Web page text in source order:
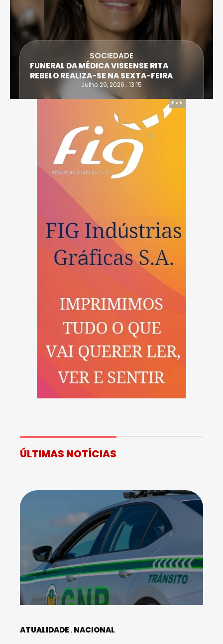
SOCIEDADE
FUNERAL DA MÉDICA VISEENSE RITA
REBELO REALIZA-SE NA SEXTA-FEIRA
Julho 29, 2026 . 13:15
Pub
ÚLTIMAS NOTÍCIAS
ATUALIDADE NACIONAL